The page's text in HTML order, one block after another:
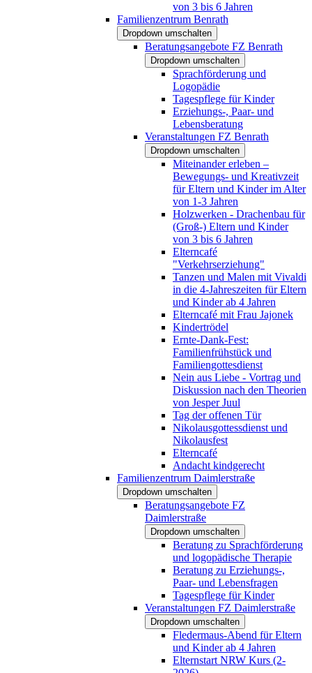
von 3 bis 6 Jahren
Familienzentrum Benrath
Dropdown umschalten
Beratungsangebote FZ Benrath
Dropdown umschalten
Sprachförderung und
Logopädie
Tagespflege für Kinder
Erziehungs-, Paar- und
Lebensberatung
Veranstaltungen FZ Benrath
Dropdown umschalten
Miteinander erleben –
Bewegungs- und Kreativzeit
für Eltern und Kinder im Alter
von 1-3 Jahren
Holzwerken - Drachenbau für
(Groß-) Eltern und Kinder
von 3 bis 6 Jahren
Elterncafé
"Verkehrserziehung"
Tanzen und Malen mit Vivaldi
in die 4-Jahreszeiten für Eltern
und Kinder ab 4 Jahren
Elterncafé mit Frau Jajonek
Kindertrödel
Ernte-Dank-Fest:
Familienfrühstück und
Familiengottesdienst
Nein aus Liebe - Vortrag und
Diskussion nach den Theorien
von Jesper Juul
Tag der offenen Tür
Nikolausgottessdienst und
Nikolausfest
Elterncafé
Andacht kindgerecht
Familienzentrum Daimlerstraße
Dropdown umschalten
Beratungsangebote FZ
Daimlerstraße
Dropdown umschalten
Beratung zu Sprachförderung
und logopädische Therapie
Beratung zu Erziehungs-,
Paar- und Lebensfragen
Tagespflege für Kinder
Veranstaltungen FZ Daimlerstraße
Dropdown umschalten
Fledermaus-Abend für Eltern
und Kinder ab 4 Jahren
Elternstart NRW Kurs (2-